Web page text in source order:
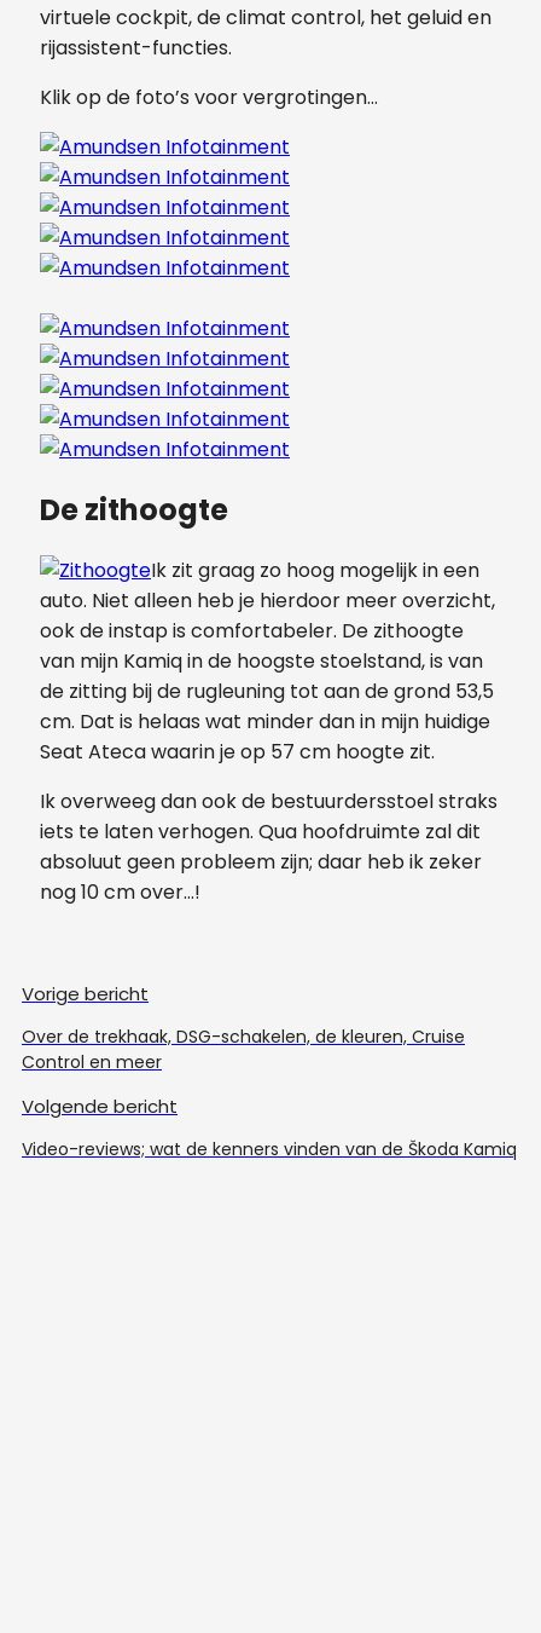
virtuele cockpit, de climat control, het geluid en
rijassistent-functies.
Klik op de foto’s voor vergrotingen…
De zithoogte
Ik zit graag zo hoog mogelijk in een
auto. Niet alleen heb je hierdoor meer overzicht,
ook de instap is comfortabeler. De zithoogte
van mijn Kamiq in de hoogste stoelstand, is van
de zitting bij de rugleuning tot aan de grond 53,5
cm. Dat is helaas wat minder dan in mijn huidige
Seat Ateca waarin je op 57 cm hoogte zit.
Ik overweeg dan ook de bestuurdersstoel straks
iets te laten verhogen. Qua hoofdruimte zal dit
absoluut geen probleem zijn; daar heb ik zeker
nog 10 cm over…!
Vorige bericht
Over de trekhaak, DSG-schakelen, de kleuren, Cruise
Control en meer
Volgende bericht
Video-reviews; wat de kenners vinden van de Škoda Kamiq